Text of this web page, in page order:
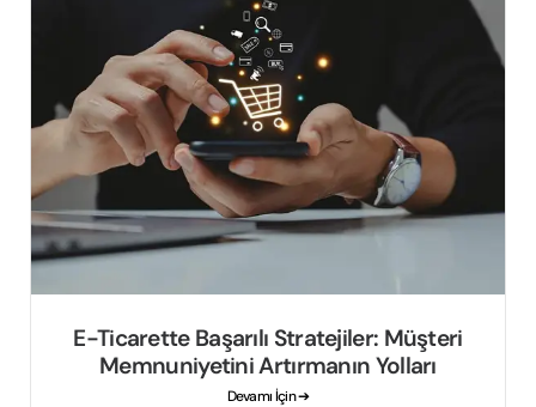
E-Ticarette Başarılı Stratejiler: Müşteri
Memnuniyetini Artırmanın Yolları
Devamı İçin ➔